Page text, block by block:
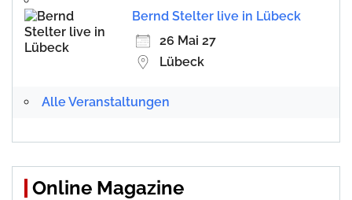
Bernd Stelter live in Lübeck
26 Mai 27
Lübeck
Alle Veranstaltungen
Online Magazine